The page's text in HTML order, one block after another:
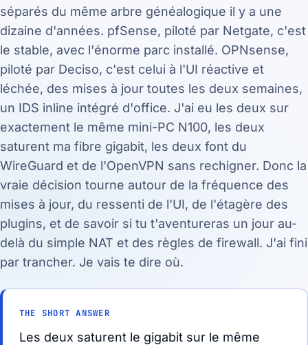
séparés du même arbre généalogique il y a une
dizaine d'années. pfSense, piloté par Netgate, c'est
le stable, avec l'énorme parc installé. OPNsense,
piloté par Deciso, c'est celui à l'UI réactive et
léchée, des mises à jour toutes les deux semaines,
un IDS inline intégré d'office. J'ai eu les deux sur
exactement le même mini-PC N100, les deux
saturent ma fibre gigabit, les deux font du
WireGuard et de l'OpenVPN sans rechigner. Donc la
vraie décision tourne autour de la fréquence des
mises à jour, du ressenti de l'UI, de l'étagère des
plugins, et de savoir si tu t'aventureras un jour au-
delà du simple NAT et des règles de firewall. J'ai fini
par trancher. Je vais te dire où.
THE SHORT ANSWER
Les deux saturent le gigabit sur le même